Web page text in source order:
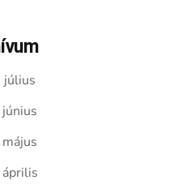
július